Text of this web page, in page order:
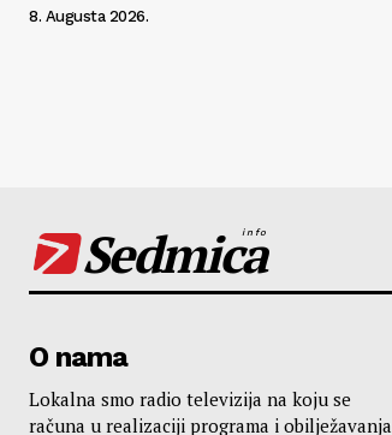
8. Augusta 2026.
Sedmica
info
O nama
Lokalna smo radio televizija na koju se
računa u realizaciji programa i obilježavanja